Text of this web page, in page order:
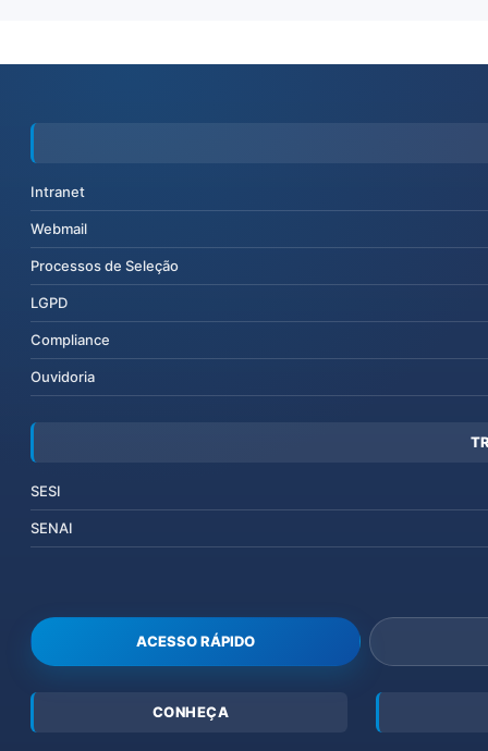
Intranet
Webmail
Processos de Seleção
LGPD
Compliance
Ouvidoria
SESI
SENAI
ACESSO RÁPIDO
CONHEÇA